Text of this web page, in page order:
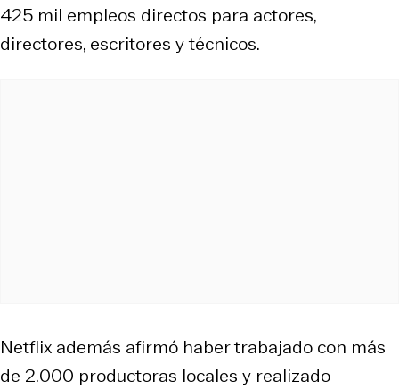
425 mil empleos directos para actores,
directores, escritores y técnicos.
Netflix además afirmó haber trabajado con más
de 2.000 productoras locales y realizado